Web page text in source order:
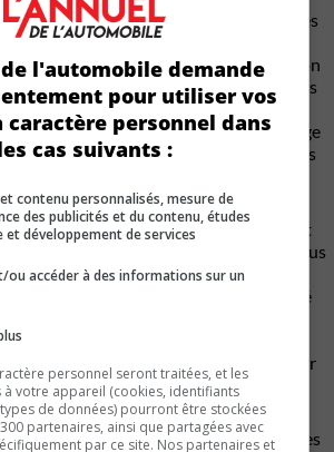
trois couleurs extérieures patrimoniales
Plum Crazy et vert Sublime. Une
le gris Destroyer, fait également son
Challenger offriront chacune 14 options
en 2023. Les modèles Charger et
également dotés du nouveau badge
du moteur HEMI® de 345 pouces cubes
Charger et Challenger 2023 porteront
spéciale « Last Call » sous
Charger et Challenger 2023 un
La plaque en aluminium brossé
comporte le nom du véhicule ainsi
de même que les mentions
» et « Assembled in Brampton » pour
véhicule.
DE RETOUR
la portée de ses populaires modèles
l'automobile demande
pour utiliser vos
caractère personnel dans
cas suivants :
contenu personnalisés, mesure de
des publicités et du contenu, études
et développement de services
ou accéder à des informations sur un
personnel seront traitées, et les
votre appareil (cookies, identifiants
de données) pourront être stockées
partenaires, ainsi que partagées avec
par ce site. Nos partenaires et